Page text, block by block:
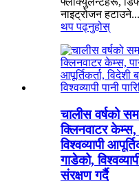
नाइट्रोजन
थप पढ्नुहोस्
चालीस वर्षको
क्लिनवाटर केम्स,
विश्वव्यापी
गाडेको,
संरक्षण गर्दै